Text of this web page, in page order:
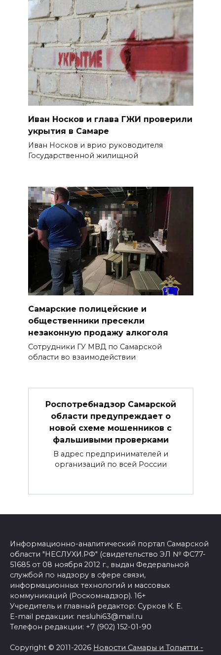
Иван Носков и глава ГЖИ проверили
укрытия в Самаре
Иван Носков и врио руководителя
Государственной жилищной
Самарские полицейские и
общественники пресекли
незаконную продажу алкоголя
Сотрудники ГУ МВД по Самарской
области во взаимодействии
Роспотребнадзор Самарской
области предупреждает о
новой схеме мошенников с
фальшивыми проверками
В адрес предпринимателей и
организаций по всей России
Информационно-аналитический портал Самарской
области "НЕСЛУХИ.РФ" (свидетельство ЭЛ № ФС77-
51685 от 08 ноября 2012 г., выдан Федеральной
службой по надзору в сфере связи,
информационных технологий и массовых
коммуникаций (Роскомнадзор). 16+
Учредитель и главный редактор: Сурков К. Е.
E-mail редакции: nesluhi63@mail.ru
Телефон редакции: +7 (902) 152-01-90
Copyright © 2011-2026 Новости Самары и Тольятти -